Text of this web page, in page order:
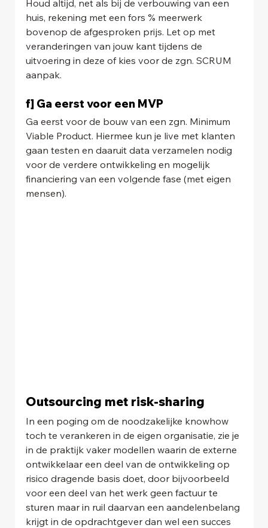
Houd altijd, net als bij de verbouwing van een
huis, rekening met een fors % meerwerk
bovenop de afgesproken prijs. Let op met
veranderingen van jouw kant tijdens de
uitvoering in deze of kies voor de zgn. SCRUM
aanpak.
f] Ga eerst voor een MVP
Ga eerst voor de bouw van een zgn. Minimum
Viable Product. Hiermee kun je live met klanten
gaan testen en daaruit data verzamelen nodig
voor de verdere ontwikkeling en mogelijk
financiering van een volgende fase (met eigen
mensen).
Outsourcing met risk-sharing
In een poging om de noodzakelijke knowhow
toch te verankeren in de eigen organisatie, zie je
in de praktijk vaker modellen waarin de externe
ontwikkelaar een deel van de ontwikkeling op
risico dragende basis doet, door bijvoorbeeld
voor een deel van het werk geen factuur te
sturen maar in ruil daarvan een aandelenbelang
krijgt in de opdrachtgever dan wel een succes